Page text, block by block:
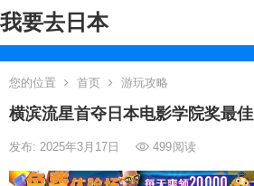
我要去日本
您的位置 首页 游玩攻略
横滨流星首夺日本电影学院奖最
发布: 2025年3月17日 499阅读